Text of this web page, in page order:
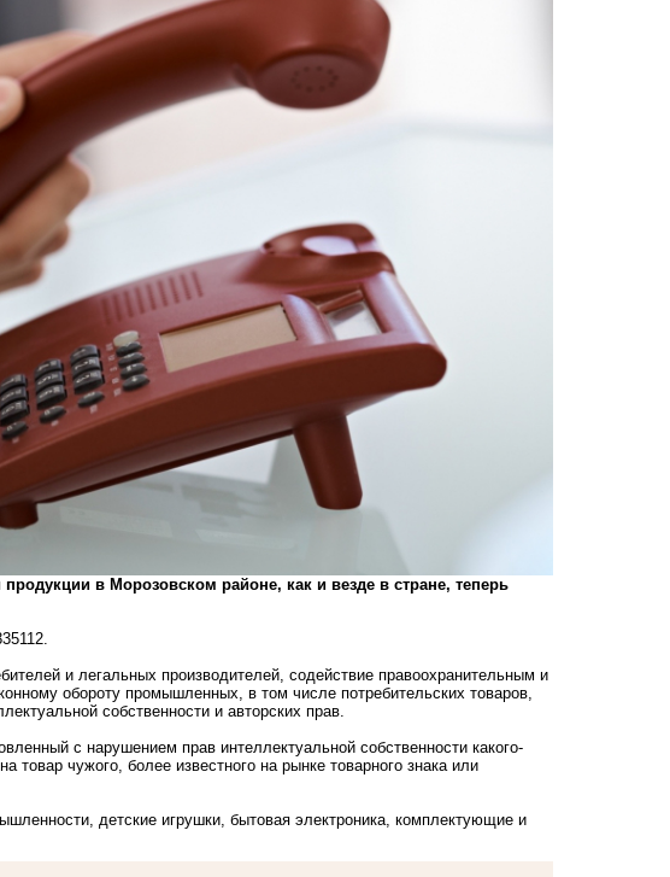
в Морозовском районе, как и везде в стране, теперь
и легальных производителей, содействие правоохранительным и
обороту промышленных, в том числе потребительских товаров,
собственности и авторских прав.
с нарушением прав интеллектуальной собственности какого-
чужого, более известного на рынке товарного знака или
детские игрушки, бытовая электроника, комплектующие и